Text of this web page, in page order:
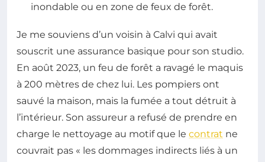
inondable ou en zone de feux de forêt.
Je me souviens d’un voisin à Calvi qui avait
souscrit une assurance basique pour son studio.
En août 2023, un feu de forêt a ravagé le maquis
à 200 mètres de chez lui. Les pompiers ont
sauvé la maison, mais la fumée a tout détruit à
l’intérieur. Son assureur a refusé de prendre en
charge le nettoyage au motif que le contrat ne
couvrait pas « les dommages indirects liés à un